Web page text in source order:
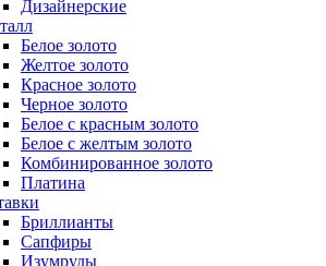
Дизайнерские
Белое золото
Желтое золото
Красное золото
Черное золото
Белое с красным золото
Белое с желтым золото
Комбинированное золото
Платина
Бриллианты
Сапфиры
Изумруды